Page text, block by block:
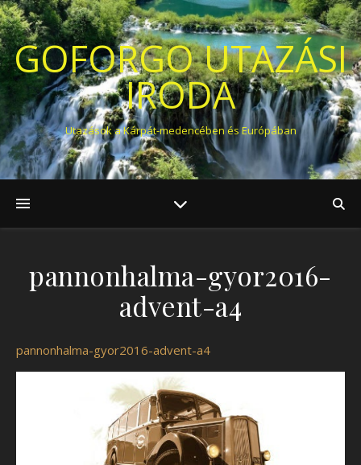
GOFORGO UTAZÁSI
IRODA
Utazások a Kárpát-medencében és Európában
pannonhalma-gyor2016-
advent-a4
pannonhalma-gyor2016-advent-a4